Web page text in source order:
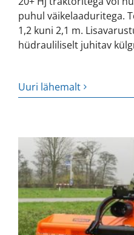
puhul väikelaaduritega.
1,2 kuni 2,1 m.
hüdrauliliselt juhitav
Uuri lähemalt